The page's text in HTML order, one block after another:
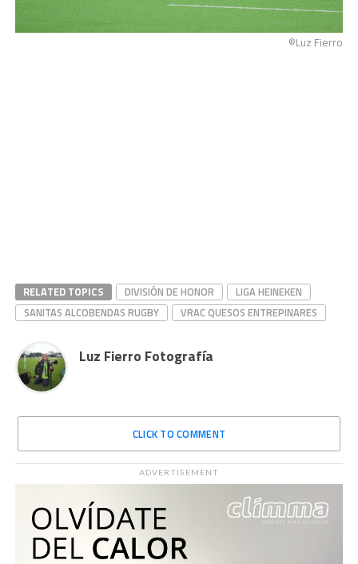
©Luz Fierro
RELATED TOPICS DIVISIÓN DE HONOR
LIGA HEINEKEN
SANITAS ALCOBENDAS RUGBY
VRAC QUESOS ENTREPINARES
Luz Fierro Fotografía
CLICK TO COMMENT
ADVERTISEMENT